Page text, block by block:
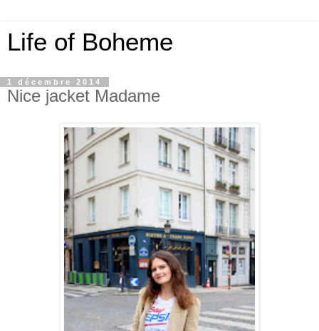
Life of Boheme
1 décembre 2014
Nice jacket Madame